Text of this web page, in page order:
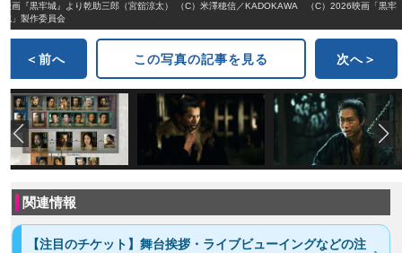
映画『黒牢城』より乾助三郎（宮舘涼太） （C）米澤穂信／KADOKAWA （C）2026映画「黒牢
城」製作委員会
＜前へ この写真の記事を見る 次へ＞
関連情報
【注目のチケット】舞台挨拶・ライブビューイングなどの注